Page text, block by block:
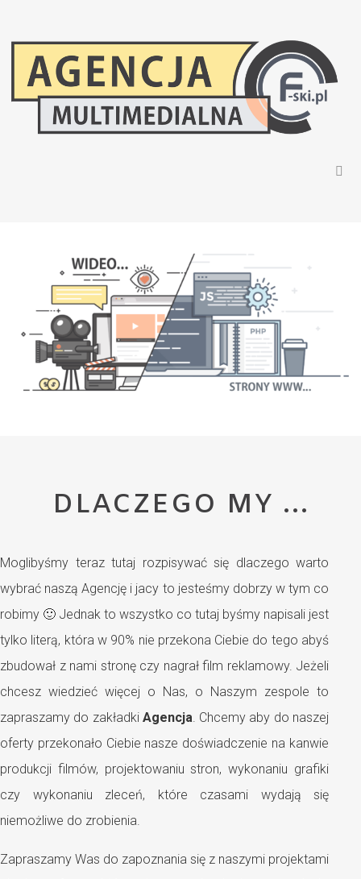
DLACZEGO MY ...
Moglibyśmy teraz tutaj rozpisywać się dlaczego warto
wybrać naszą Agencję i jacy to jesteśmy dobrzy w tym co
robimy 🙂 Jednak to wszystko co tutaj byśmy napisali jest
tylko literą, która w 90% nie przekona Ciebie do tego abyś
zbudował z nami stronę czy nagrał film reklamowy. Jeżeli
chcesz wiedzieć więcej o Nas, o Naszym zespole to
zapraszamy do zakładki Agencja. Chcemy aby do naszej
oferty przekonało Ciebie nasze doświadczenie na kanwie
produkcji filmów, projektowaniu stron, wykonaniu grafiki
czy wykonaniu zleceń, które czasami wydają się
niemożliwe do zrobienia.
Zapraszamy Was do zapoznania się z naszymi projektami